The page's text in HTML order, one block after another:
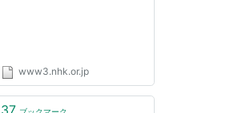
www3.nhk.or.jp